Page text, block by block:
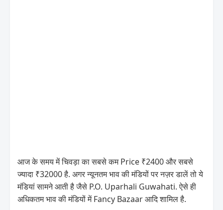
आज के समय में चिवड़ा का सबसे कम Price ₹2400 और सबसे
ज्यादा ₹32000 है. अगर न्यूनतम भाव की मंडियों पर नज़र डालें तो ये
मंडियां सामने आती है जैसे P.O. Uparhali Guwahati. ऐसे ही
अधिकतम भाव की मंडियों में Fancy Bazaar आदि शामिल है.